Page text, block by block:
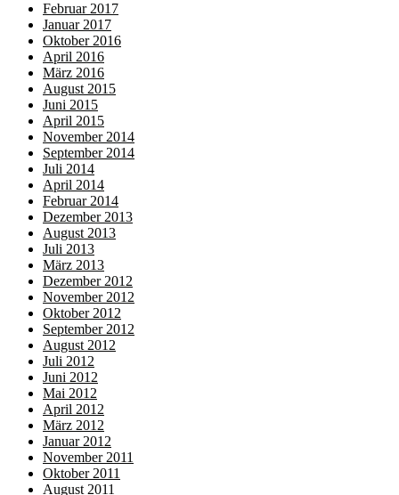
Februar 2017
Januar 2017
Oktober 2016
April 2016
März 2016
August 2015
Juni 2015
April 2015
November 2014
September 2014
Juli 2014
April 2014
Februar 2014
Dezember 2013
August 2013
Juli 2013
März 2013
Dezember 2012
November 2012
Oktober 2012
September 2012
August 2012
Juli 2012
Juni 2012
Mai 2012
April 2012
März 2012
Januar 2012
November 2011
Oktober 2011
August 2011